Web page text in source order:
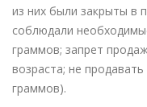
из них были закрыты в
соблюдали
граммов; запрет
возраста; не
граммов).